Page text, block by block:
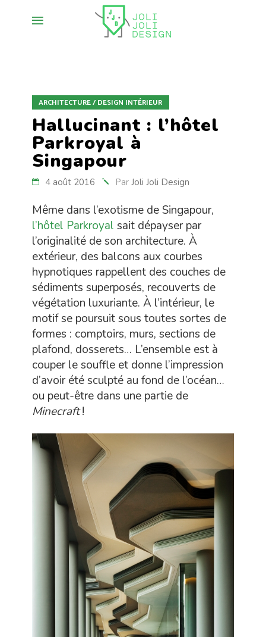
ARCHITECTURE / DESIGN INTÉRIEUR
Hallucinant : l’hôtel
Parkroyal à
Singapour
4 août 2016 Par Joli Joli Design
Même dans l’exotisme de Singapour,
l’hôtel Parkroyal sait dépayser par
l’originalité de son architecture. À
extérieur, des balcons aux courbes
hypnotiques rappellent des couches de
sédiments superposés, recouverts de
végétation luxuriante. À l’intérieur, le
motif se poursuit sous toutes sortes de
formes : comptoirs, murs, sections de
plafond, dosserets… L’ensemble est à
couper le souffle et donne l’impression
d’avoir été sculpté au fond de l’océan…
ou peut-être dans une partie de
Minecraft!